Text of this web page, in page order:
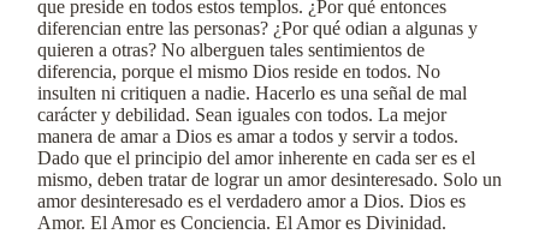
que preside en todos estos templos. ¿Por qué entonces
diferencian entre las personas? ¿Por qué odian a algunas y
quieren a otras? No alberguen tales sentimientos de
diferencia, porque el mismo Dios reside en todos. No
insulten ni critiquen a nadie. Hacerlo es una señal de mal
carácter y debilidad. Sean iguales con todos. La mejor
manera de amar a Dios es amar a todos y servir a todos.
Dado que el principio del amor inherente en cada ser es el
mismo, deben tratar de lograr un amor desinteresado. Solo un
amor desinteresado es el verdadero amor a Dios. Dios es
Amor. El Amor es Conciencia. El Amor es Divinidad.